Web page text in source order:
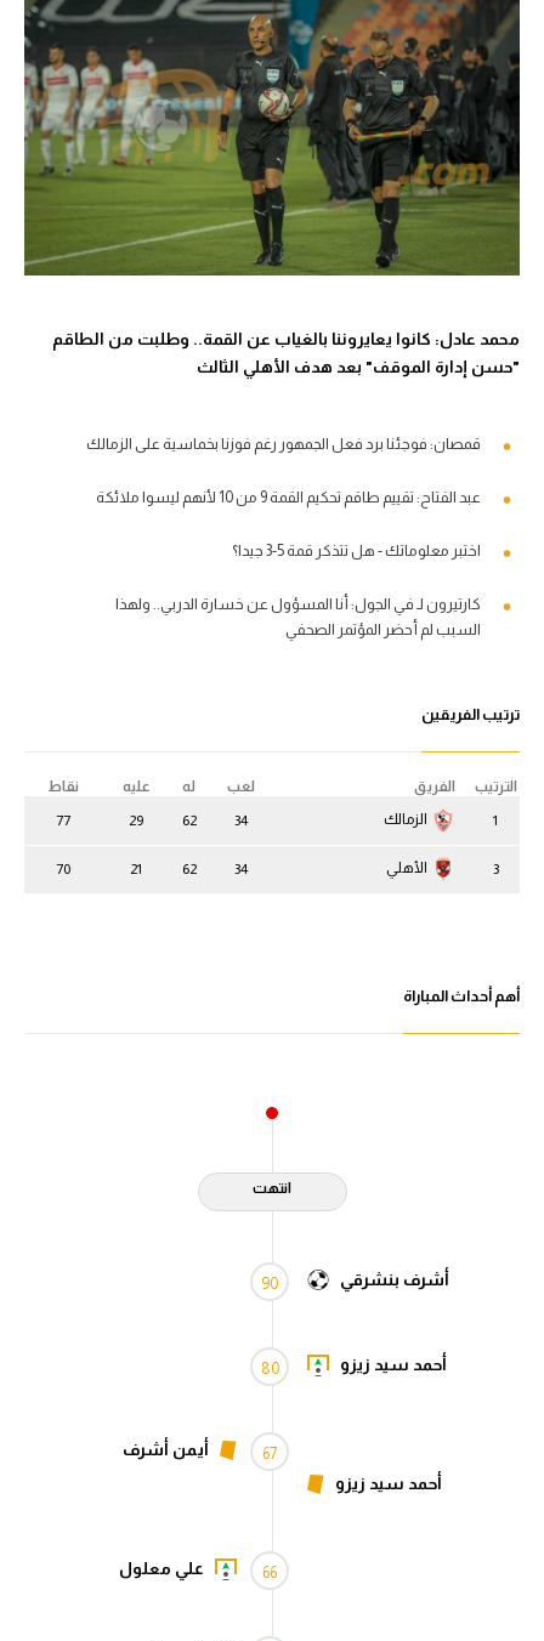
محمد عادل: كانوا يعايروننا بالغياب عن القمة.. وطلبت من الطاقم
"حسن إدارة الموقف" بعد هدف الأهلي الثالث
قمصان: فوجئنا برد فعل الجمهور رغم فوزنا بخماسية على الزمالك
عبد الفتاح: تقييم طاقم تحكيم القمة 9 من 10 لأنهم ليسوا ملائكة
اختبر معلوماتك - هل تتذكر قمة 5-3 جيدا؟
كارتيرون لـ في الجول: أنا المسؤول عن خسارة الدربي.. ولهذا
السبب لم أحضر المؤتمر الصحفي
ترتيب الفريقين
الترتيب الفريق لعب له عليه
نقاط
1
الزمالك 34
62
29
77
3 الأهلي 34
62
21
70
أهم أحداث المباراة
انتهت
90 أشرف بنشرقي
80 أحمد سيد زيزو
67
أيمن أشرف
أحمد سيد زيزو
66 علي معلول